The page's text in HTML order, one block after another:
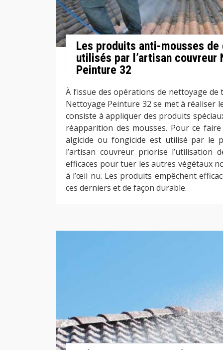
Les produits anti-mousses
utilisés par l’artisan couvreur
Peinture 32
À l’issue des opérations de nettoyage
Nettoyage Peinture 32 se met à réaliser
consiste à appliquer des produits
réapparition des mousses. Pour ce
algicide ou fongicide est utilisé par le
l’artisan couvreur priorise l’utilisation
efficaces pour tuer les autres végétaux
à l’œil nu. Les produits empêchent
ces derniers et de façon durable.